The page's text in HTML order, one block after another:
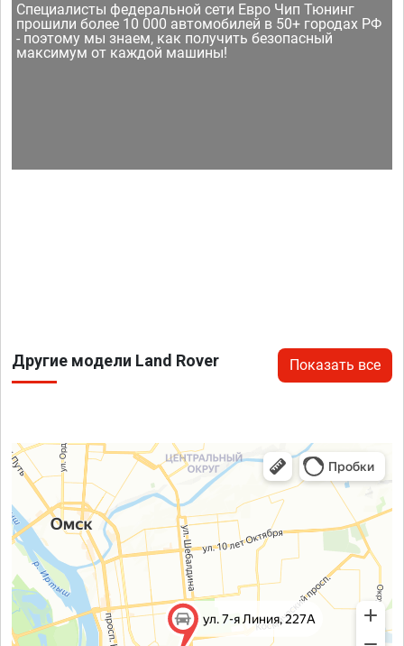
Специалисты федеральной сети Евро Чип Тюнинг
прошили более 10 000 автомобилей в 50+ городах РФ
- поэтому мы знаем, как получить безопасный
максимум от каждой машины!
Другие модели Land Rover Показать все